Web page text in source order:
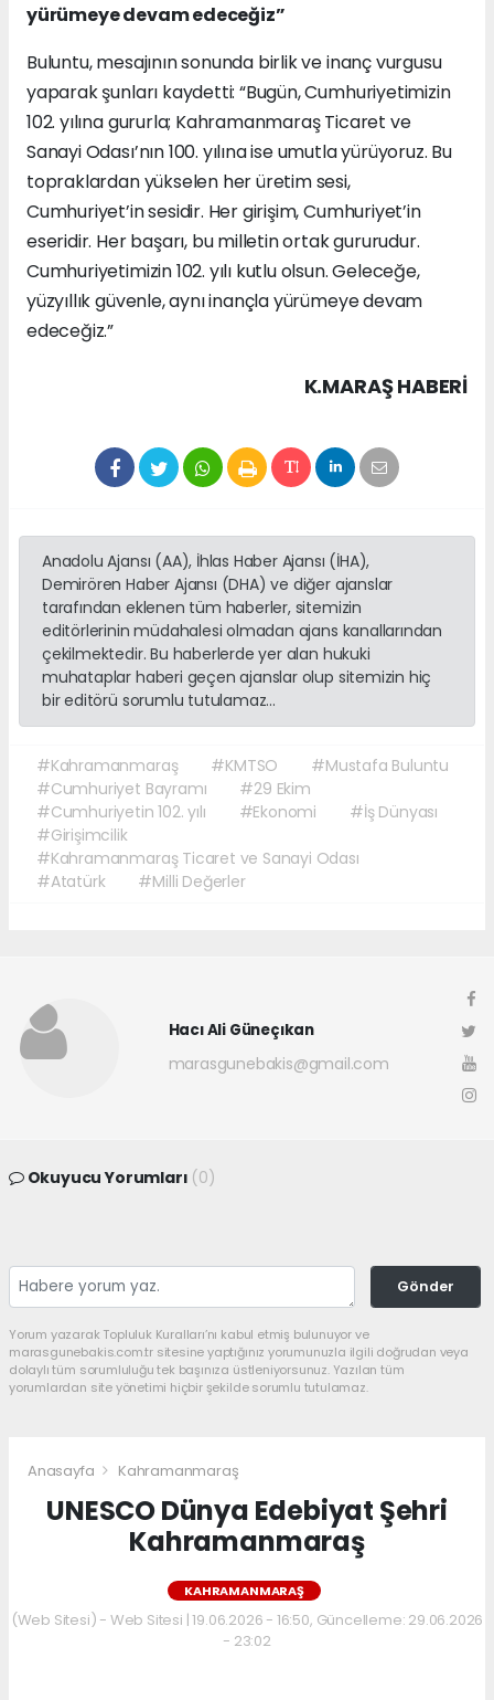
yürümeye devam edeceğiz”
Buluntu, mesajının sonunda birlik ve inanç vurgusu
yaparak şunları kaydetti: “Bugün, Cumhuriyetimizin
102. yılına gururla; Kahramanmaraş Ticaret ve
Sanayi Odası’nın 100. yılına ise umutla yürüyoruz. Bu
topraklardan yükselen her üretim sesi,
Cumhuriyet’in sesidir. Her girişim, Cumhuriyet’in
eseridir. Her başarı, bu milletin ortak gururudur.
Cumhuriyetimizin 102. yılı kutlu olsun. Geleceğe,
yüzyıllık güvenle, aynı inançla yürümeye devam
edeceğiz.”
K.MARAŞ HABERİ
Anadolu Ajansı (AA), İhlas Haber Ajansı (İHA),
Demirören Haber Ajansı (DHA) ve diğer ajanslar
tarafından eklenen tüm haberler, sitemizin
editörlerinin müdahalesi olmadan ajans kanallarından
çekilmektedir. Bu haberlerde yer alan hukuki
muhataplar haberi geçen ajanslar olup sitemizin hiç
bir editörü sorumlu tutulamaz...
#Kahramanmaraş #KMTSO
#Mustafa Buluntu
#Cumhuriyet Bayramı
#29 Ekim
#Cumhuriyetin 102. yılı
#Ekonomi
#İş Dünyası
#Girişimcilik
#Kahramanmaraş Ticaret ve Sanayi Odası
#Atatürk
#Milli Değerler
Hacı Ali Güneçıkan
marasgunebakis@gmail.com
Okuyucu Yorumları (0)
Gönder
Yorum yazarak Topluluk Kuralları’nı kabul etmiş bulunuyor ve
marasgunebakis.com.tr sitesine yaptığınız yorumunuzla ilgili doğrudan veya
dolaylı tüm sorumluluğu tek başınıza üstleniyorsunuz. Yazılan tüm
yorumlardan site yönetimi hiçbir şekilde sorumlu tutulamaz.
Anasayfa Kahramanmaraş
UNESCO Dünya Edebiyat Şehri
Kahramanmaraş
KAHRAMANMARAŞ
(Web Sitesi) - Web Sitesi | 19.06.2026 - 16:50, Güncelleme: 29.06.2026
- 23:02